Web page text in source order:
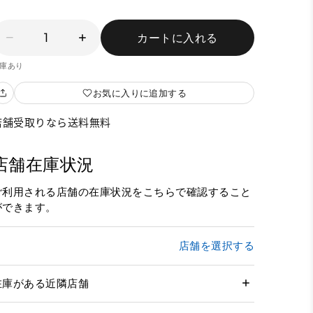
1 カートに入れる
あり
お気に入りに追加する
舗受取りなら送料無料
舗在庫状況
利用される店舗の在庫状況をこちらで確認すること
きます。
店舗を選択する
庫がある近隣店舗